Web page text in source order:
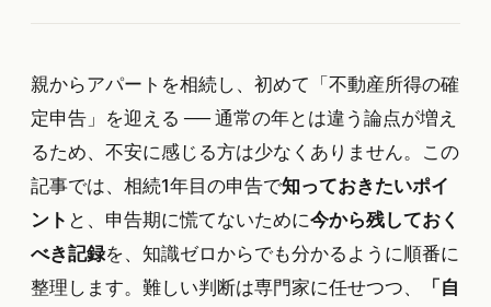
親からアパートを相続し、初めて「不動産所得の確
定申告」を迎える ── 通常の年とは違う論点が増え
るため、不安に感じる方は少なくありません。この
記事では、相続1年目の申告で知っておきたいポイ
ント と、申告期に慌てないために今から残しておく
べき記録を、知識ゼロからでも分かるように順番に
整理します。難しい判断は専門家に任せつつ、
「自